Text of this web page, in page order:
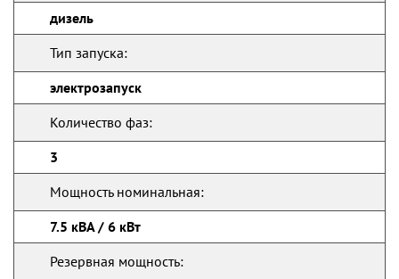
дизель
Тип запуска:
электрозапуск
Количество фаз:
3
Мощность номинальная:
7.5 кВА / 6 кВт
Резервная мощность: